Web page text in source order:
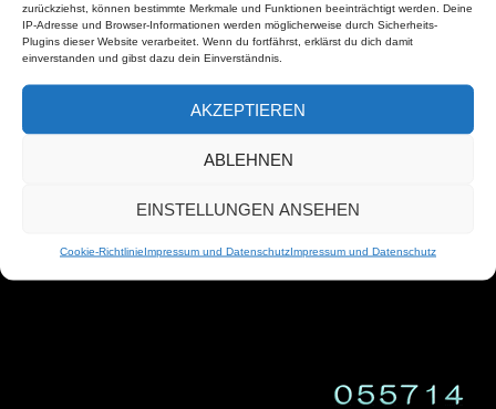
zurückziehst, können bestimmte Merkmale und Funktionen beeinträchtigt werden. Deine
IP-Adresse und Browser-Informationen werden möglicherweise durch Sicherheits-
Plugins dieser Website verarbeitet. Wenn du fortfährst, erklärst du dich damit
einverstanden und gibst dazu dein Einverständnis.
AKZEPTIEREN
ABLEHNEN
EINSTELLUNGEN ANSEHEN
Cookie-RichtlinieImpressum und DatenschutzImpressum und Datenschutz